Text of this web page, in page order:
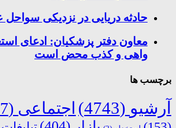
حادثه دریایی در نزدیکی سواحل
معاون دفتر پزشکیان: ادعای
واهی و کذب محض است
برچسب ها
آرشیو (4743) اجتماعی (2727)